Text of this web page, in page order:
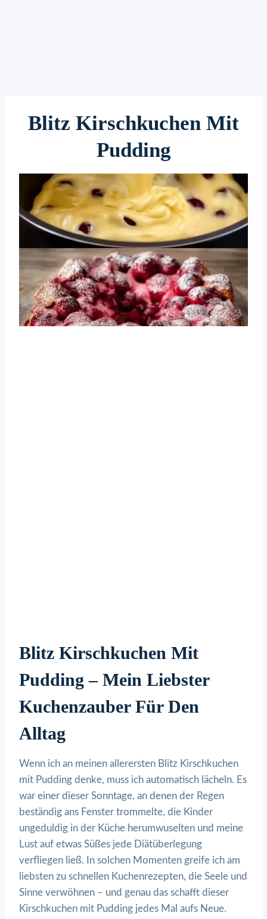
Blitz Kirschkuchen Mit
Pudding
Blitz Kirschkuchen Mit
Pudding – Mein Liebster
Kuchenzauber Für Den
Alltag
Wenn ich an meinen allerersten Blitz Kirschkuchen
mit Pudding denke, muss ich automatisch lächeln. Es
war einer dieser Sonntage, an denen der Regen
beständig ans Fenster trommelte, die Kinder
ungeduldig in der Küche herumwuselten und meine
Lust auf etwas Süßes jede Diätüberlegung
verfliegen ließ. In solchen Momenten greife ich am
liebsten zu schnellen Kuchenrezepten, die Seele und
Sinne verwöhnen – und genau das schafft dieser
Kirschkuchen mit Pudding jedes Mal aufs Neue.